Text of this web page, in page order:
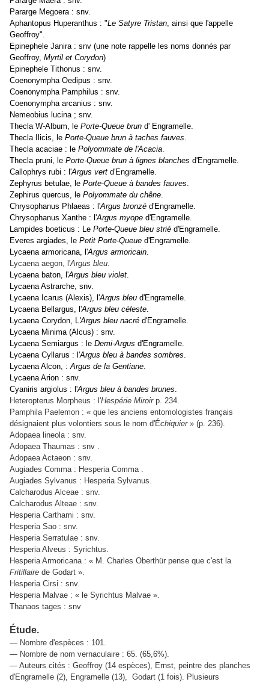
Pararge Megoera : snv.
Aphantopus Huperanthus : "Le Satyre Tristan, ainsi que l'appelle
Geoffroy".
Epinephele Janira : snv (une note rappelle les noms donnés par
Geoffroy, Myrtil et Corydon)
Epinephele Tithonus : snv.
Coenonympha Oedipus : snv.
Coenonympha Pamphilus : snv.
Coenonympha arcanius : snv.
Nemeobius lucina ; snv.
Thecla W-Album, le Porte-Queue brun d' Engramelle.
Thecla Ilicis, le Porte-Queue brun à taches fauves.
Thecla acaciae : le Polyommate de l'Acacia.
Thecla pruni, le Porte-Queue brun à lignes blanches d'Engramelle.
Callophrys rubi : l'Argus vert d'Engramelle.
Zephyrus betulae, le Porte-Queue à bandes fauves.
Zephirus quercus, le Polyommate du chêne.
Chrysophanus Phlaeas : l'Argus bronzé d'Engramelle.
Chrysophanus Xanthe : l'Argus myope d'Engramelle.
Lampides boeticus : Le Porte-Queue bleu strié d'Engramelle.
Everes argiades, le Petit Porte-Queue d'Engramelle.
Lycaena armoricana, l'Argus armoricain.
Lycaena aegon, l'Argus bleu.
Lycaena baton, l'Argus bleu violet.
Lycaena Astrarche, snv.
Lycaena Icarus (Alexis), l'Argus bleu d'Engramelle.
Lycaena Bellargus, l'Argus bleu céleste.
Lycaena Corydon, L'Argus bleu nacré d'Engramelle.
Lycaena Minima (Alcus) : snv.
Lycaena Semiargus : le Demi-Argus d'Engramelle.
Lycaena Cyllarus : l'Argus bleu à bandes sombres.
Lycaena Alcon, :Argus de la Gentiane.
Lycaena Arion : snv.
Cyaniris argiolus : l'Argus bleu à bandes brunes.
Heteropterus Morpheus : l'Hespérie Miroir p. 234.
Pamphila Paelemon : « que les anciens entomologistes français
désignaient plus volontiers sous le nom d'Échiquier» (p. 236).
Adopaea lineola : snv.
Adopaea Thaumas : snv .
Adopaea Actaeon : snv.
Augiades Comma : Hesperia Comma .
Augiades Sylvanus : Hesperia Sylvanus.
Calcharodus Alceae : snv.
Calcharodus Alteae : snv.
Hesperia Carthami : snv.
Hesperia Sao : snv.
Hesperia Serratulae : snv.
Hesperia Alveus : Syrichtus.
Hesperia Armoricana : « M. Charles Oberthür pense que c'est la
Fritillaire de Godart ».
Hesperia Cirsi : snv.
Hesperia Malvae : « le Syrichtus Malvae ».
Thanaos tages : snv
Étude.
— Nombre d'espèces : 101.
— Nombre de nom vernaculaire : 65. (65,6%).
— Auteurs cités : Geoffroy (14 espèces), Ernst, peintre des planches
d'Engramelle (2), Engramelle (13), Godart (1 fois). Plusieurs